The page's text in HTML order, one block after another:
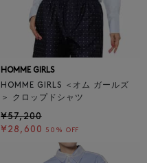
HOMME GIRLS
HOMME GIRLS ＜オム ガールズ
＞ クロップドシャツ
¥57,200
¥28,600
50% OFF